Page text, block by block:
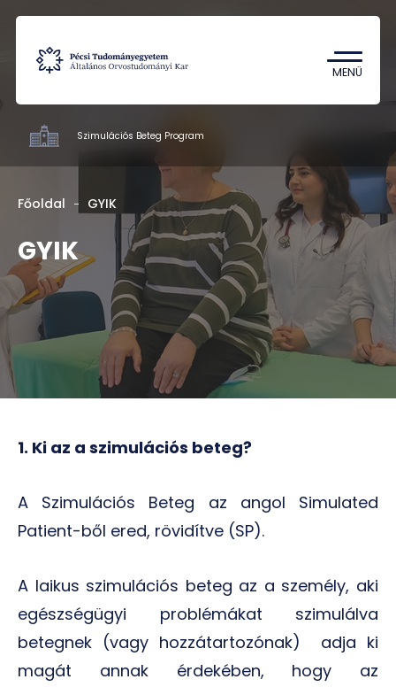
MENÜ
Tantárgykereső
Campus térkép
Nyelv HU EN DE
Szimulációs Beteg Program
Főoldal GYIK
GYIK
1. Ki az a szimulációs beteg?
A Szimulációs Beteg az angol Simulated
Patient-ből ered, rövidítve (SP).
A laikus szimulációs beteg az a személy, aki
egészségügyi problémákat szimulálva
betegnek (vagy hozzátartozónak) adja ki
magát annak érdekében, hogy az